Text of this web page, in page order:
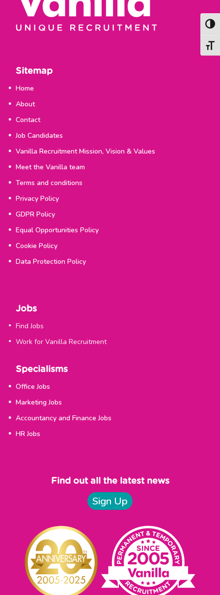
Sitemap
Home
About
Contact
Job Candidates
Vanilla Recruitment Mission, Vision & Values
Meet the Vanilla team
Terms and conditions
Privacy Policy
GDPR Policy
Equal Opportunities Policy
Cookie Policy
Data Protection Policy
Jobs
Find Jobs
Work for Vanilla Recruitment
Specialisms
Office Jobs
Marketing Jobs
Accountancy and Finance Jobs
HR Jobs
Find out all the latest news
Sign Up